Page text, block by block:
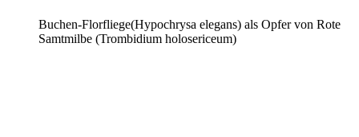
Buchen-Florfliege(Hypochrysa elegans) als Opfer von Rote
Samtmilbe (Trombidium holosericeum)